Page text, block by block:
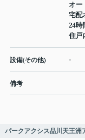
オー
宅配
24時
住戸
設備(その他) -
備考
パークアクシス品川天王洲